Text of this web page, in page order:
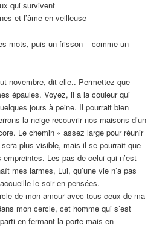
qui survivent
et l’âme en veilleuse
mots, puis un frisson – comme un
novembre, dit-elle.. Permettez que
épaules. Voyez, il a la couleur qui
jours à peine. Il pourrait bien
la neige recouvrir nos maisons d’un
Le chemin « assez large pour réunir
plus visible, mais il se pourrait que
Les pas de celui qui n’est
mes larmes, Lui, qu’une vie n’a pas
le soir en pensées.
de mon amour avec tous ceux de ma
mon cercle, cet homme qui s’est
en fermant la porte mais en